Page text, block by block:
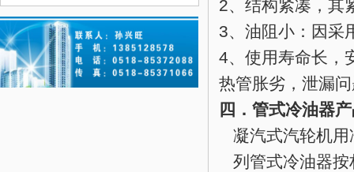
2、结构紧凑，其
3、油阻小：因采
4、使用寿命长，
热管胀劣，泄漏
四．管式冷油器
凝汽式汽轮机用
列管式冷油器按